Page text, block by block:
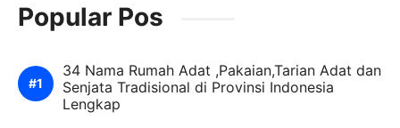
Popular Pos
34 Nama Rumah Adat ,Pakaian,Tarian Adat dan
Senjata Tradisional di Provinsi Indonesia
Lengkap